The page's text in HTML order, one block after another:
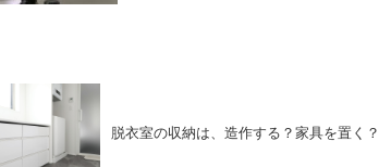
脱衣室の収納は、造作する？家具を置く？